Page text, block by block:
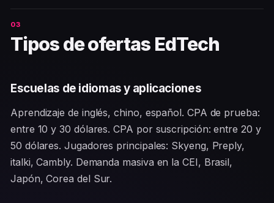
Tipos de ofertas EdTech
Escuelas de idiomas y aplicaciones
Aprendizaje de inglés, chino, español. CPA de prueba:
entre 10 y 30 dólares. CPA por suscripción: entre 20 y
50 dólares. Jugadores principales: Skyeng, Preply,
italki, Cambly. Demanda masiva en la CEI, Brasil,
Japón, Corea del Sur.